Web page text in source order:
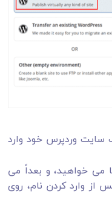
سایت وردپرس خود وارد
می خواهید، و بعداً می
از وارد کردن نام، روی